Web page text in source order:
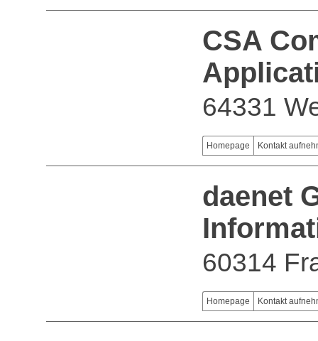
CSA
64331
Homepage Kontakt
daenet
60314
Homepage Kontakt